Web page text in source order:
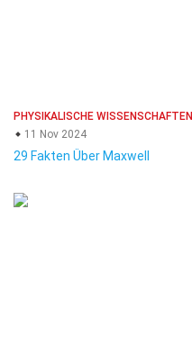
PHYSIKALISCHE WISSENSCHAFTEN
11 Nov 2024
29 Fakten Über Maxwell